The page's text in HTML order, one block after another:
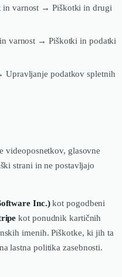
in varnost → Piškotki in drugi
varnost → Piškotki in podatki
podatkov spletnih
videoposnetkov, glasovne
strani in ne postavljajo
Inc.)kot pogodbeni
kot ponudnik kartičnih
imenih. Piškotke, ki jih ta
lastna politika zasebnosti.